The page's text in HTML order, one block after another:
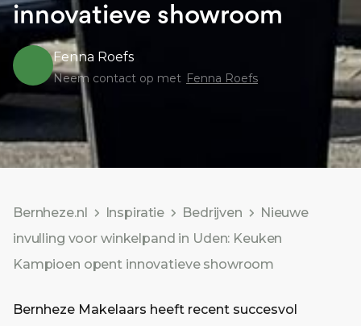
innovatieve showroom
Fenna Roefs
Neem contact op met Fenna Roefs
Bernheze.nl Inspiratie Bedrijven
Nieuwe
invulling voor winkelpand in Uden: Keuken
Kampioen opent innovatieve showroom
Bernheze Makelaars heeft recent succesvol